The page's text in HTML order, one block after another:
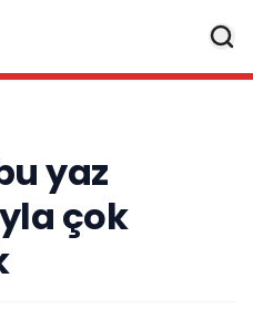
yaz
çok